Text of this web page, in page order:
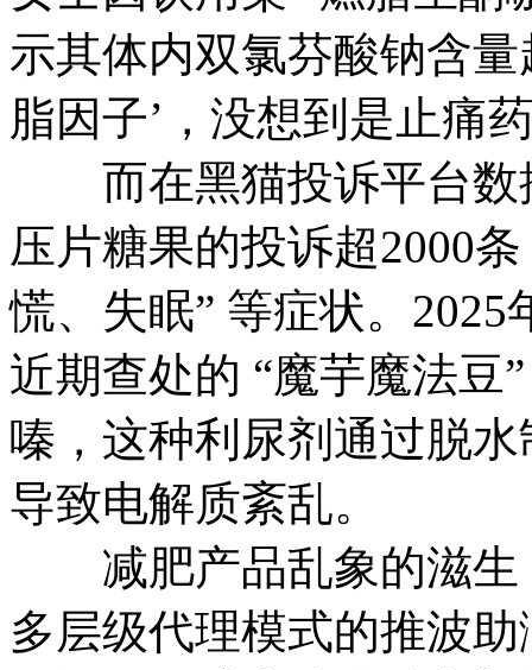
示其体内双氯芬酸钠含
脂因子’，没想到是止痛
而在黑猫投诉平台数
压片糖果的投诉超2000
慌、失眠” 等症状。
近期查处的 “魔芋魔法豆
嗪，这种利尿剂通过脱
导致电解质紊乱。
减肥产品乱象的滋生
多层级代理模式的推波